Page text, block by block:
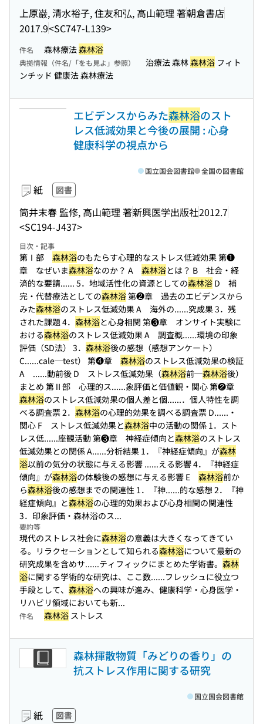
上原巌, 清水裕子, 住友和弘, 高山範理 著朝倉書店
2017.9<SC747-L139>
件名 森林療法森林浴
典拠情報（件名/「をも見よ」参照） 治療法 森林森林浴 フィト
ンチッド 健康法 森林療法
エビデンスからみた森林浴のスト
レス低減効果と今後の展開 : 心身
健康科学の視点から
紙 図書
筒井末春 監修, 高山範理 著新興医学出版社2012.7
<SC194-J437>
国立国会図書館 全国の図書館
目次・記事
第Ⅰ部 森林浴のもたらす心理的なストレス低減効果 第❶
章 なぜいま森林浴なのか？ A 森林浴とは？ B 社会・経
済的な要請...... 5．地域活性化の資源としての森林浴 D 補
完・代替療法としての森林浴第❷章 過去のエビデンスから
みた森林浴のストレス低減効果 A 海外の......究成果 3．残
された課題 4． 森林浴と心身相関 第❸章 オンサイト実験に
おける森林浴のストレス低減効果 A 調査概......環境の印象
評価（SD法） 3． 森林浴後の感想（感想アンケート）
C......cale─test） 第❹章 森林浴のストレス低減効果の検証
A ......動前後 D ストレス低減効果（森林浴前─森林浴後）
まとめ 第Ⅱ部 心理的ス......象評価と価値観・関心 第❷章
森林浴のストレス低減効果の個人差と個......．個人特性を調
べる調査票 2． 森林浴の心理的効果を調べる調査票 D......・
関心 F ストレス低減効果と森林浴中の活動の関係 1．スト
レス低......座観活動 第❸章 神経症傾向と森林浴のストレス
低減効果との関係 A......分析結果 1．『神経症傾向』が森林
浴以前の気分の状態に与える影響 ......える影響 4．『神経症
傾向』が森林浴の体験後の感想に与える影響 E 森林浴前か
ら森林浴後の感想までの関連性 1．『神......的な感想 2．『神
経症傾向』と森林浴の心理的効果および心身相関の関連性
3．印象評価・森林浴のス...
要約等
現代のストレス社会に森林浴の意義は大きくなってきてい
る。リラクセーションとして知られる森林浴について最新の
研究成果を含めサ......ティフィックにまとめた学術書。 森林
浴に関する学術的な研究は、ここ数......フレッシュに役立つ
手段として、 森林浴への興味が進み、健康科学・心身医学・
リハビリ領域においても新...
件名 森林浴 ストレス
森林揮散物質「みどりの香り」の
抗ストレス作用に関する研究
紙 図書
国立国会図書館